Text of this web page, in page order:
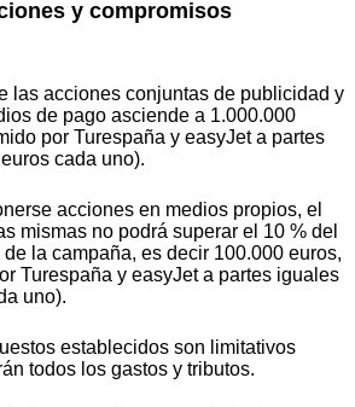
y compromisos
las acciones conjuntas de publicidad y
de pago asciende a 1.000.000
por Turespaña y easyJet a partes
cada uno).
acciones en medios propios, el
mismas no podrá superar el 10 % del
la campaña, es decir 100.000 euros,
Turespaña y easyJet a partes iguales
uno).
establecidos son limitativos
todos los gastos y tributos.